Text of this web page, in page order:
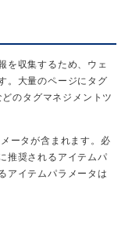
を収集するため、ウェ
。大量のページにタグ
のタグマネジメントツ
ータが含まれます。必
推奨されるアイテムパ
アイテムパラメータは